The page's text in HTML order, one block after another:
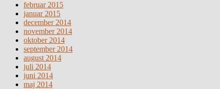
februar 2015
januar 2015
december 2014
november 2014
oktober 2014
september 2014
august 2014
juli 2014
juni 2014
maj 2014